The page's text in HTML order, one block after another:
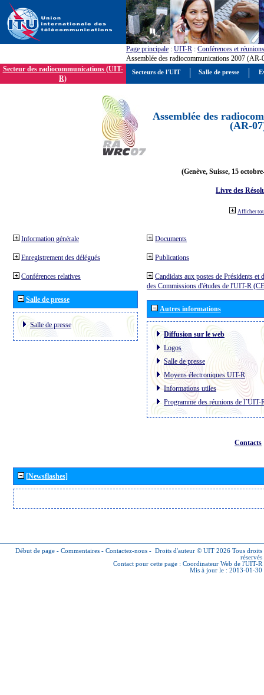
Page principale : UIT-R : Conférences et réunions
Assemblée des radiocommunications 2007 (AR-
Secteur des radiocommunications (UIT-
R)
Assemblée des
(AR-
(Genève, Suisse, 15
Livre des
Afficher
Information générale
Enregistrement des délégués
Conférences relatives
Salle de presse
Salle de presse
Documents
Publications
Candidats aux postes de Présidents et
des Commissions d'études de l'UIT-R
Autres informations
Diffusion sur le web
Logos
Salle de presse
Moyens électroniques UIT-R
Informations utiles
Programme des réunions de l´UIT-
Contacts
[Newsflashes]
Début de page - Commentaires - Contactez-nous - Droits d'auteur © UIT 2026 Tous droits
réservés
Contact pour cette page : Coordinateur Web de l'UIT-R
Mis à jour le : 2013-01-30
Secteurs de l'UIT Salle de presse